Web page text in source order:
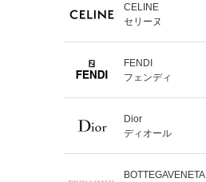
CELINE
セリーヌ
FENDI
フェンディ
Dior
ディオール
BOTTEGAVENETA